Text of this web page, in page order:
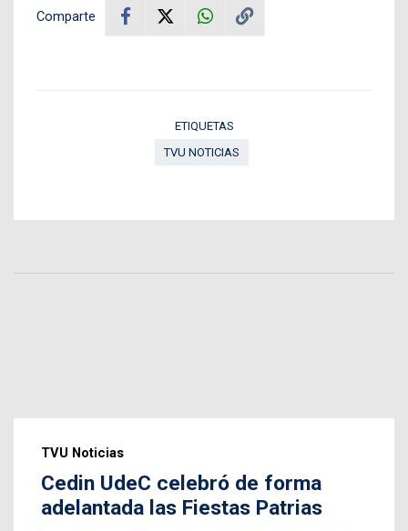
Comparte
ETIQUETAS
TVU NOTICIAS
TVU Noticias
Cedin UdeC celebró de forma
adelantada las Fiestas Patrias